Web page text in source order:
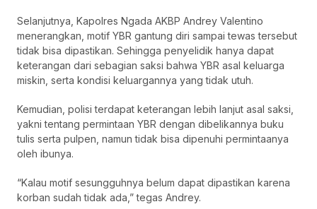
Selanjutnya, Kapolres Ngada AKBP Andrey Valentino
menerangkan, motif YBR gantung diri sampai tewas tersebut
tidak bisa dipastikan. Sehingga penyelidik hanya dapat
keterangan dari sebagian saksi bahwa YBR asal keluarga
miskin, serta kondisi keluargannya yang tidak utuh.
Kemudian, polisi terdapat keterangan lebih lanjut asal saksi,
yakni tentang permintaan YBR dengan dibelikannya buku
tulis serta pulpen, namun tidak bisa dipenuhi permintaanya
oleh ibunya.
“Kalau motif sesungguhnya belum dapat dipastikan karena
korban sudah tidak ada,” tegas Andrey.